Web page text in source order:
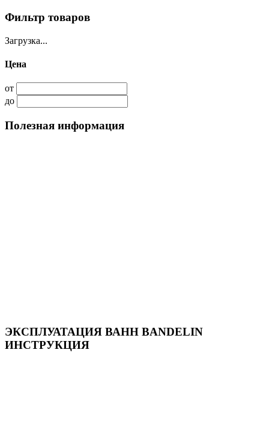
Фильтр товаров
Загрузка...
Цена
от
до
Полезная информация
ЭКСПЛУАТАЦИЯ ВАНН BANDELIN
ИНСТРУКЦИЯ